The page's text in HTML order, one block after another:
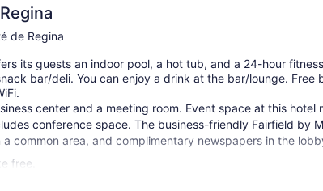
de Regina
its guests an indoor pool, a hot tub, and a 24-hour
bar/deli. You can enjoy a drink at the bar/lounge. Free
center and a meeting room. Event space at this hotel
conference space. The business-friendly Fairfield by
common area, and complimentary newspapers in the
free.